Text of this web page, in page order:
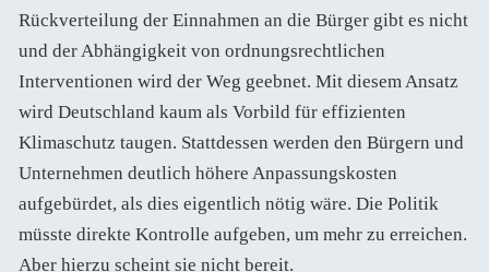
Rückverteilung der Einnahmen an die Bürger gibt es nicht
und der Abhängigkeit von ordnungsrechtlichen
Interventionen wird der Weg geebnet. Mit diesem Ansatz
wird Deutschland kaum als Vorbild für effizienten
Klimaschutz taugen. Stattdessen werden den Bürgern und
Unternehmen deutlich höhere Anpassungskosten
aufgebürdet, als dies eigentlich nötig wäre. Die Politik
müsste direkte Kontrolle aufgeben, um mehr zu erreichen.
Aber hierzu scheint sie nicht bereit.